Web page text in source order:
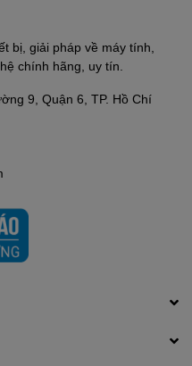
bị, giải pháp về máy tính,
chính hãng, uy tín.
9, Quận 6, TP. Hồ Chí